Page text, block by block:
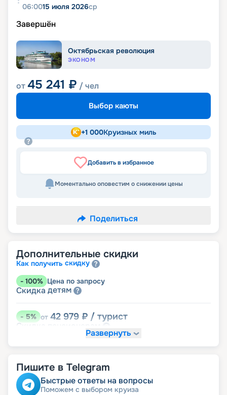
06:0015 июля 2026ср
Завершён
Октябрьская революция
ЭКОНОМ
от45 241 ₽ / чел
Выбор каюты
+1 000Круизных миль
Добавить в избранное
Моментально оповестим о снижении цены
Поделиться
Дополнительные скидки
Как получить скидку
- 100% Цена по запросу
Скидка детям
-5% от 42 979 ₽ / турист
Скидка
Развернуть
Пишите в Telegram
Быстрые ответы на вопросы
Поможем с выбором круиза